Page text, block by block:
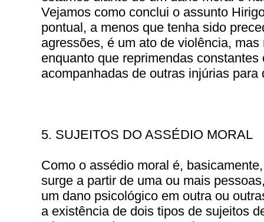
Vejamos como conclui o assunto
pontual, a menos que tenha sido
agressões, é um ato de violência,
enquanto que reprimendas
acompanhadas de outras injúrias para
5. SUJEITOS DO ASSÉDIO MORAL
Como o assédio moral é,
surge a partir de uma ou mais
um dano psicológico em outra ou
a existência de dois tipos de sujeitos